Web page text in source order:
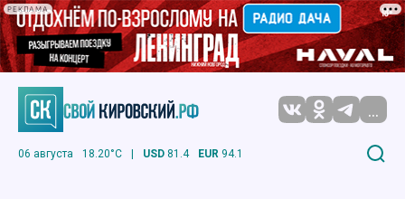
РЕКЛАМА
...
06 августа 18.20°C | USD 81.4 EUR 94.1